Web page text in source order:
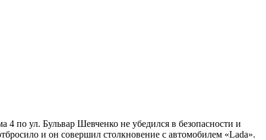
4 по ул. Бульвар Шевченко не убедился в безопасности и
и он совершил столкновение с автомобилем «Lada».